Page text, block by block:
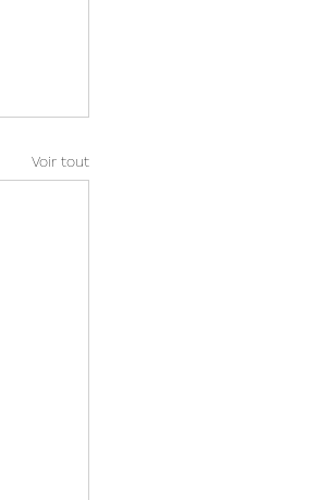
Voir tout